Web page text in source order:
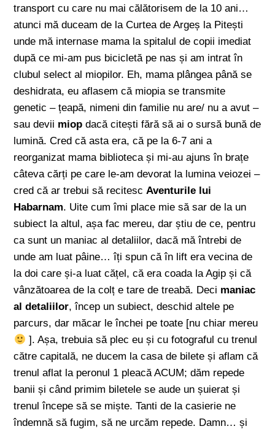
transport cu care nu mai călătorisem de la 10 ani…
atunci mă duceam de la Curtea de Argeș la Pitești
unde mă internase mama la spitalul de copii imediat
după ce mi-am pus bicicletă pe nas și am intrat în
clubul select al miopilor. Eh, mama plângea până se
deshidrata, eu aflasem că miopia se transmite
genetic – țeapă, nimeni din familie nu are/ nu a avut –
sau devii miop dacă citești fără să ai o sursă bună de
lumină. Cred că asta era, că pe la 6-7 ani a
reorganizat mama biblioteca și mi-au ajuns în brațe
câteva cărți pe care le-am devorat la lumina veiozei –
cred că ar trebui să recitescAventurile lui
Habarnam. Uite cum îmi place mie să sar de la un
subiect la altul, așa fac mereu, dar știu de ce, pentru
ca sunt un maniac al detaliilor, dacă mă întrebi de
unde am luat pâine… îți spun că în lift era vecina de
la doi care și-a luat cățel, că era coada la Agip și că
vânzătoarea de la colț e tare de treabă. Deci maniac
al detaliilor, încep un subiect, deschid altele pe
parcurs, dar măcar le închei pe toate [nu chiar mereu
]. Așa, trebuia să plec eu și cu fotograful cu trenul
către capitală, ne ducem la casa de bilete și aflam că
trenul aflat la peronul 1 pleacă ACUM; dăm repede
banii și când primim biletele se aude un șuierat și
trenul începe să se miște. Tanti de la casierie ne
îndemnă să fugim, să ne urcăm repede. Damn… și